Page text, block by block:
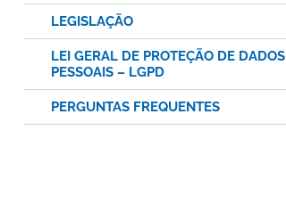
LEGISLAÇÃO
LEI GERAL DE PROTEÇÃO DE DADOS
PESSOAIS – LGPD
PERGUNTAS FREQUENTES